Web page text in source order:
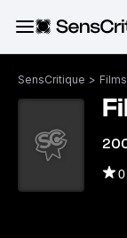
SensCritique > Films
0